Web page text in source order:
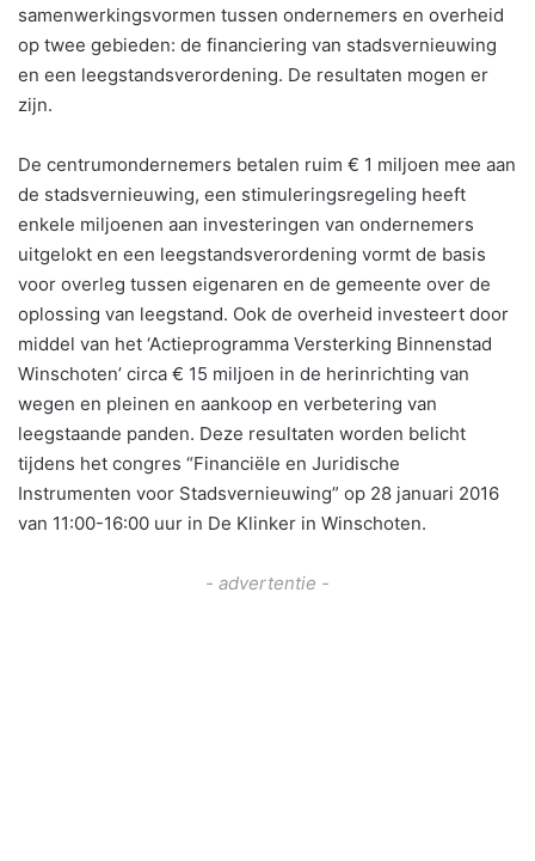
samenwerkingsvormen tussen ondernemers en overheid
op twee gebieden: de financiering van stadsvernieuwing
en een leegstandsverordening. De resultaten mogen er
zijn.
De centrumondernemers betalen ruim € 1 miljoen mee aan
de stadsvernieuwing, een stimuleringsregeling heeft
enkele miljoenen aan investeringen van ondernemers
uitgelokt en een leegstandsverordening vormt de basis
voor overleg tussen eigenaren en de gemeente over de
oplossing van leegstand. Ook de overheid investeert door
middel van het ‘Actieprogramma Versterking Binnenstad
Winschoten’ circa € 15 miljoen in de herinrichting van
wegen en pleinen en aankoop en verbetering van
leegstaande panden. Deze resultaten worden belicht
tijdens het congres “Financiële en Juridische
Instrumenten voor Stadsvernieuwing” op 28 januari 2016
van 11:00-16:00 uur in De Klinker in Winschoten.
- advertentie -